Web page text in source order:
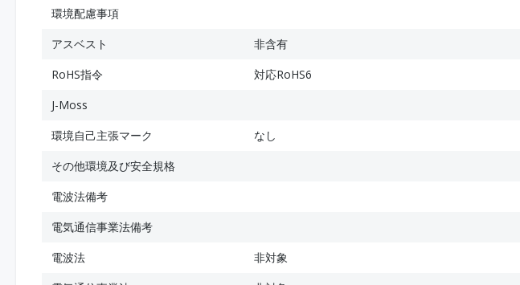
環境配慮事項
アスベスト
非含有
RoHS指令
対応RoHS6
J-Moss
環境自己主張マーク
なし
その他環境及び安全規格
電波法備考
電気通信事業法備考
電波法
非対象